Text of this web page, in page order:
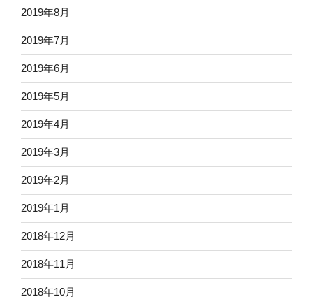
2019年8月
2019年7月
2019年6月
2019年5月
2019年4月
2019年3月
2019年2月
2019年1月
2018年12月
2018年11月
2018年10月